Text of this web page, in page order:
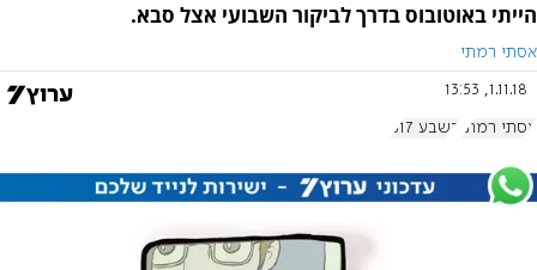
הייתי באוטובוס בדרך לביקור השבועי אצל סבא.
אסתי רמתי
1.11.18, 13:53
אסתי רמתי בשבע 817